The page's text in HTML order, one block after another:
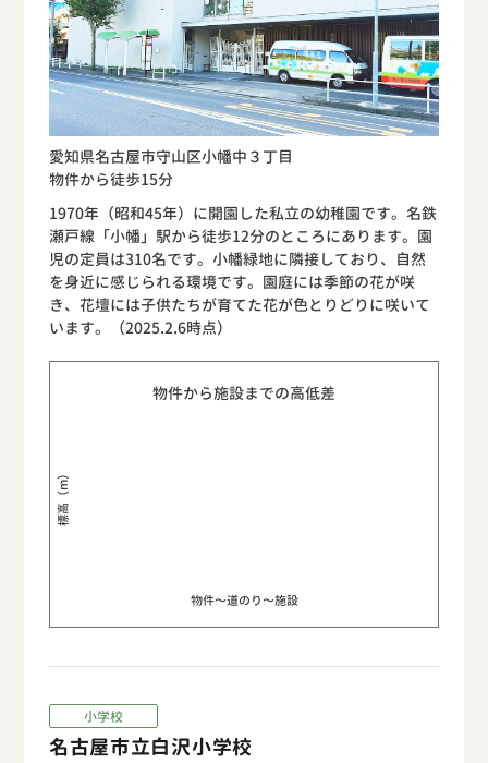
愛知県名古屋市守山区小幡中３丁目
物件から徒歩15分
1970年（昭和45年）に開園した私立の幼稚園です。名鉄
瀬戸線「小幡」駅から徒歩12分のところにあります。園
児の定員は310名です。小幡緑地に隣接しており、自然
を身近に感じられる環境です。園庭には季節の花が咲
き、花壇には子供たちが育てた花が色とりどりに咲いて
います。（2025.2.6時点）
物件から施設までの高低差
標高（m）
物件〜道のり〜施設
小学校
名古屋市立白沢小学校